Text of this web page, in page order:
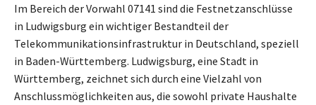
Im Bereich der Vorwahl 07141 sind die Festnetzanschlüsse
in Ludwigsburg ein wichtiger Bestandteil der
Telekommunikationsinfrastruktur in Deutschland, speziell
in Baden-Württemberg. Ludwigsburg, eine Stadt in
Württemberg, zeichnet sich durch eine Vielzahl von
Anschlussmöglichkeiten aus, die sowohl private Haushalte